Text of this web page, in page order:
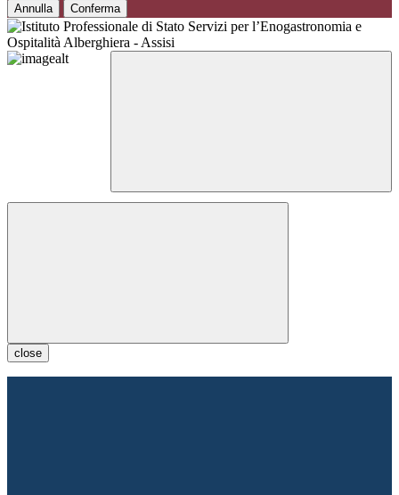
Annulla Conferma
close